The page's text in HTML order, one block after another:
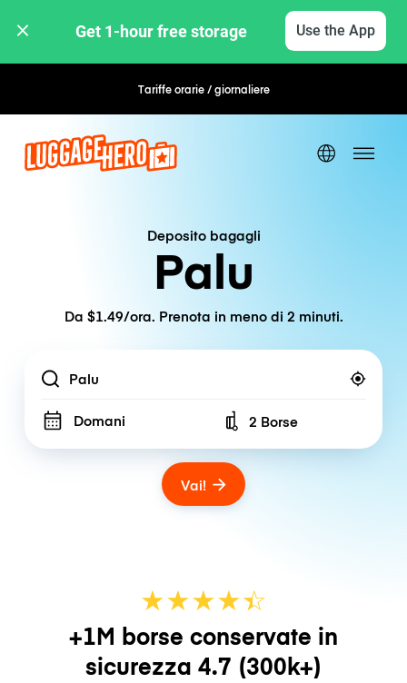
Get 1-hour free storage Use the App
Tariffe orarie / giornaliere Prenotazione flessibile
Deposito bagagli
Palu
Da $1.49/ora. Prenota in meno di 2 minuti.
Location
Domani Number of bags
2 Borse
Vai!
★★★★☆
★
+1M borse conservate in
sicurezza 4.7 (300k+)